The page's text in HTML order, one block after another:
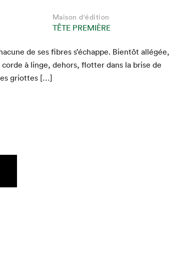
Que cherchez-
Maison d'édition
TÊTE PREMIÈRE
de ses fibres s’échappe. Bien­tôt allégée,
à linge, dehors, flot­ter dans la brise de
griottes […]